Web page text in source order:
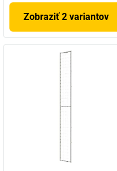
Zobraziť 2 variantov